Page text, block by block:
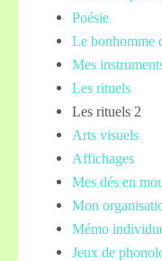
Poésie
Le bonhomme
Mes
Les rituels
Les rituels 2
Arts visuels
Affichages
Mes dés en
Mon
Mémo
Jeux de